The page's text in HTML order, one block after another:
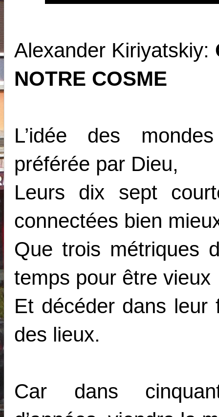
Alexander Kiriyatskiy:
NOTRE COSME
L’idée des
préférée par Dieu,
Leurs dix sept
connectées bien
Que trois métriques
temps pour être vieux
Et décéder dans leur
des lieux.
Car dans